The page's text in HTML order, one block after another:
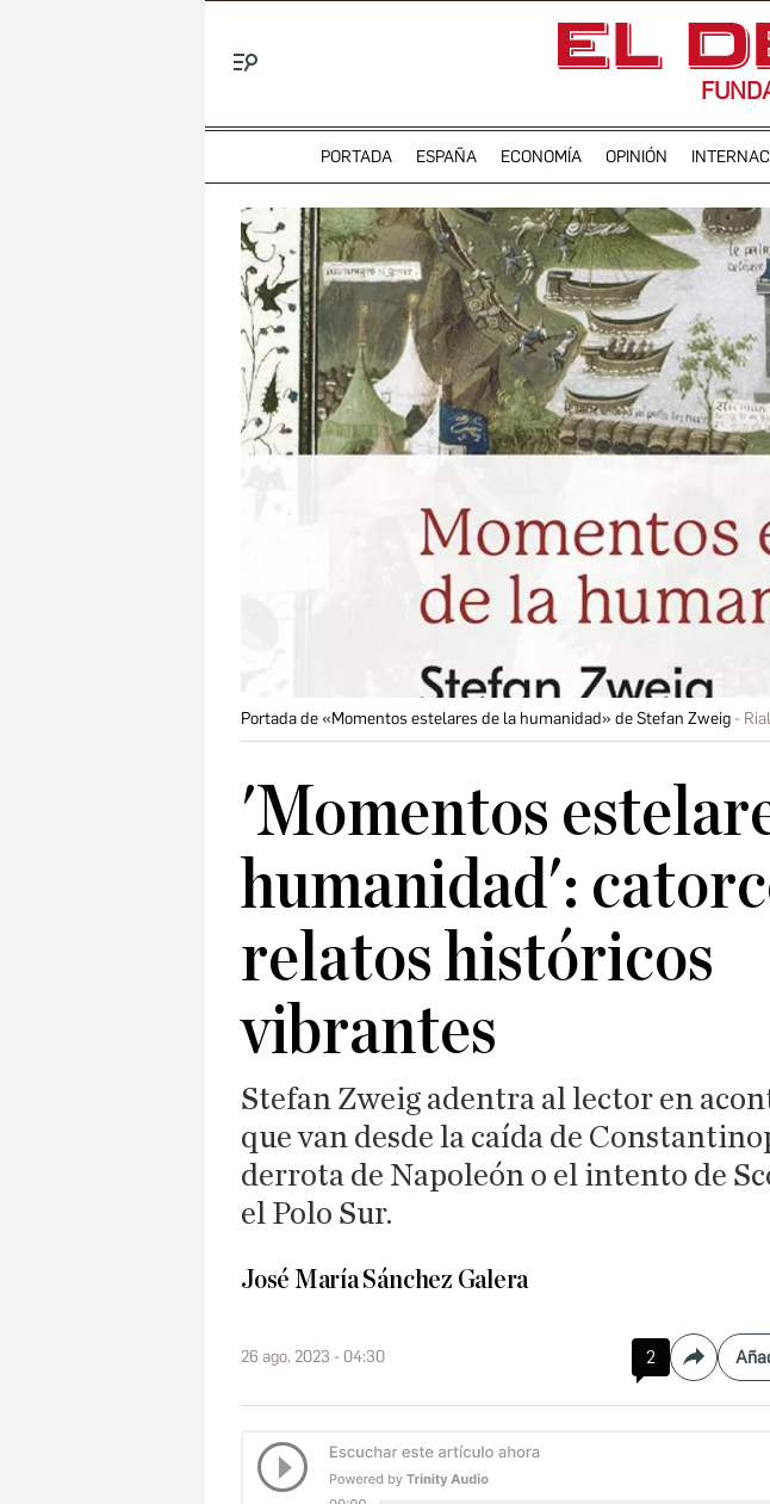
PORTADA ESPAÑA ECONOMÍA OPINIÓN
Portada de «Momentos estelares de la humanidad» de Stefan Zweig
'Momentos
humanidad':
relatos históricos
vibrantes
Stefan Zweig adentra al lector en
que van desde la caída de
derrota de Napoleón o el intento de
el Polo Sur.
José María Sánchez Galera
26 ago. 2023 - 04:30 2